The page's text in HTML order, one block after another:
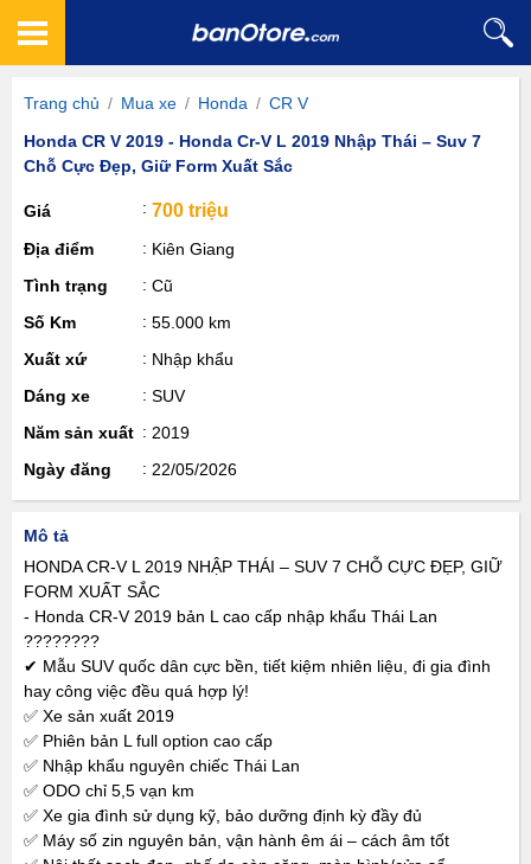
Trang chủ / Mua xe / Honda / CR V
Honda CR V 2019 - Honda Cr-V L 2019 Nhập Thái – Suv 7
Chỗ Cực Đẹp, Giữ Form Xuất Sắc
Giá 700 triệu
Địa điểm
Kiên Giang
Tình trạng
Cũ
Số Km
55.000 km
Xuất xứ
Nhập khẩu
Dáng xe
SUV
Năm sản xuất
2019
Ngày đăng
22/05/2026
Mô tả
HONDA CR-V L 2019 NHẬP THÁI – SUV 7 CHỖ CỰC ĐẸP, GIỮ
FORM XUẤT SẮC
- Honda CR-V 2019 bản L cao cấp nhập khẩu Thái Lan
????????
✔ Mẫu SUV quốc dân cực bền, tiết kiệm nhiên liệu, đi gia đình
hay công việc đều quá hợp lý!
✅ Xe sản xuất 2019
✅ Phiên bản L full option cao cấp
✅ Nhập khẩu nguyên chiếc Thái Lan
✅ ODO chỉ 5,5 vạn km
✅ Xe gia đình sử dụng kỹ, bảo dưỡng định kỳ đầy đủ
✅ Máy số zin nguyên bản, vận hành êm ái – cách âm tốt